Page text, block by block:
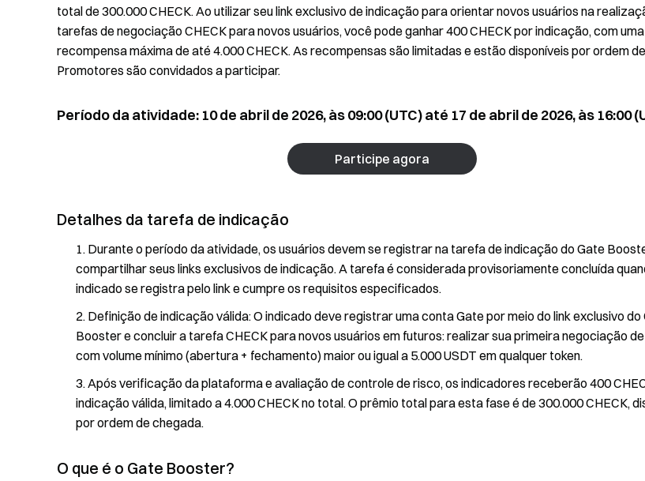
total de 300.000 CHECK. Ao utilizar seu link exclusivo de indicação para orientar novos usuários na
tarefas de negociação CHECK para novos usuários, você pode ganhar 400 CHECK por indicação, com uma
recompensa máxima de até 4.000 CHECK. As recompensas são limitadas e estão disponíveis por ordem
Promotores são convidados a participar.
Período da atividade: 10 de abril de 2026, às 09:00 (UTC) até 17 de abril de 2026, às 16:00
Participe agora
Detalhes da tarefa de indicação
Durante o período da atividade, os usuários devem se registrar na tarefa de indicação do Gate
compartilhar seus links exclusivos de indicação. A tarefa é considerada provisoriamente concluída
indicado se registra pelo link e cumpre os requisitos especificados.
Definição de indicação válida: O indicado deve registrar uma conta Gate por meio do link exclusivo do
Booster e concluir a tarefa CHECK para novos usuários em futuros: realizar sua primeira negociação
com volume mínimo (abertura + fechamento) maior ou igual a 5.000 USDT em qualquer token.
Após verificação da plataforma e avaliação de controle de risco, os indicadores receberão 400
indicação válida, limitado a 4.000 CHECK no total. O prêmio total para esta fase é de 300.000 CHECK,
por ordem de chegada.
O que é o Gate Booster?